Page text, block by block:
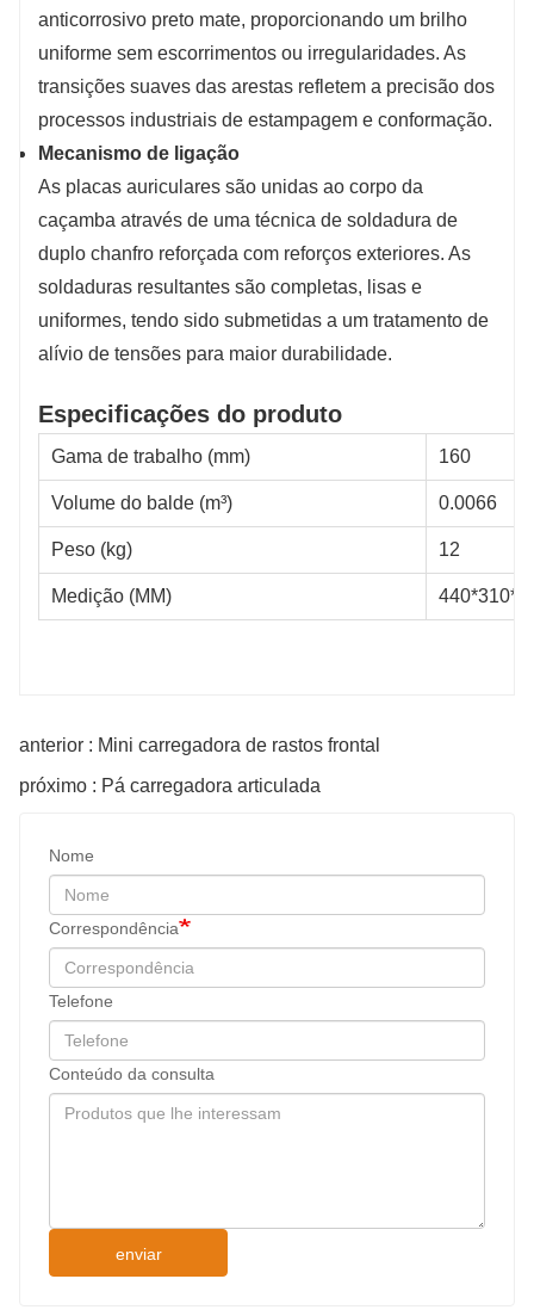
anticorrosivo preto mate, proporcionando um brilho
uniforme sem escorrimentos ou irregularidades. As
transições suaves das arestas refletem a precisão dos
processos industriais de estampagem e conformação.
Mecanismo de ligação
As placas auriculares são unidas ao corpo da
caçamba através de uma técnica de soldadura de
duplo chanfro reforçada com reforços exteriores. As
soldaduras resultantes são completas, lisas e
uniformes, tendo sido submetidas a um tratamento de
alívio de tensões para maior durabilidade.
Especificações do produto
Gama de trabalho (mm) 160
Volume do balde (m³) 0.0066
Peso (kg) 12
Medição (MM)
anterior : Mini carregadora de rastos frontal
próximo : Pá carregadora articulada
Nome
Correspondência
Telefone
Conteúdo da consulta
enviar